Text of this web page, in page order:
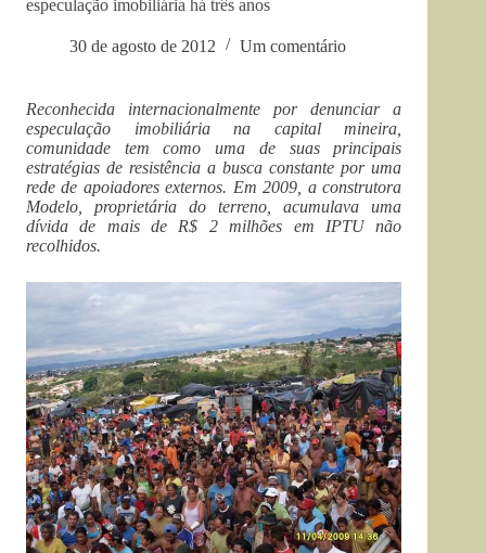
especulação imobiliária há três anos
30 de agosto de 2012 Um comentário
Reconhecida internacionalmente por denunciar a
especulação imobiliária na capital mineira,
comunidade tem como uma de suas principais
estratégias de resistência a busca constante por uma
rede de apoiadores externos. Em 2009, a construtora
Modelo, proprietária do terreno, acumulava uma
dívida de mais de R$ 2 milhões em IPTU não
recolhidos.